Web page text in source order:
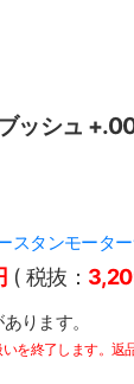
ッシュ
スタンモータ
( 税抜：
ります。
を終了します。返